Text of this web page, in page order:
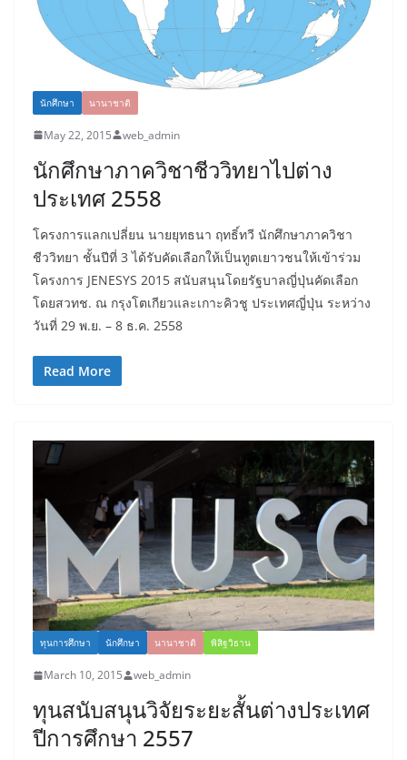
นักศึกษา นานาชาติ
May 22, 2015 web_admin
นักศึกษาภาควิชาชีววิทยาไปต่าง
ประเทศ 2558
โครงการแลกเปลี่ยน นายยุทธนา ฤทธิ์ทวี นักศึกษาภาควิชา
ชีววิทยา ชั้นปีที่ 3 ได้รับคัดเลือกให้เป็นทูตเยาวชนให้เข้าร่วม
โครงการ JENESYS 2015 สนับสนุนโดยรัฐบาลญี่ปุ่นคัดเลือก
โดยสวทช. ณ กรุงโตเกียวและเกาะคิวชู ประเทศญี่ปุ่น ระหว่าง
วันที่ 29 พ.ย. – 8 ธ.ค. 2558
Read More
ทุนการศึกษา นักศึกษา นานาชาติ พิสิฐวิธาน
March 10, 2015 web_admin
ทุนสนับสนุนวิจัยระยะสั้นต่างประเทศ
ปีการศึกษา 2557